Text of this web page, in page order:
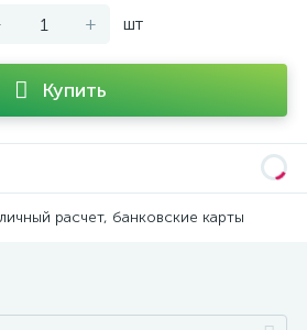
+ шт
Купить
расчет, банковские карты